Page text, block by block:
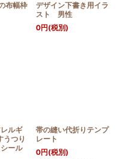
布幅枠
デザイン下書き用イラ
スト 男性
0円(税別)
ルギ
うつり
ール
帯の縫い代折りテンプ
レート
0円(税別)